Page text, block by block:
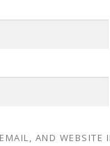
AND WEBSITE